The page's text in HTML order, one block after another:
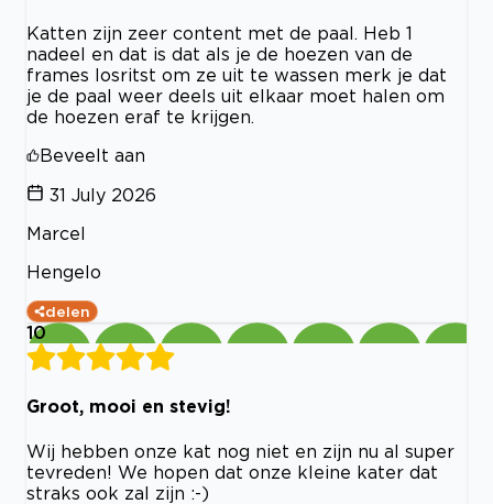
Katten zijn zeer content met de paal. Heb 1
nadeel en dat is dat als je de hoezen van de
frames losritst om ze uit te wassen merk je dat
je de paal weer deels uit elkaar moet halen om
de hoezen eraf te krijgen.
Beveelt aan
31 July 2026
Marcel
Hengelo
delen
10
Groot, mooi en stevig!
Wij hebben onze kat nog niet en zijn nu al super
tevreden! We hopen dat onze kleine kater dat
straks ook zal zijn :-)